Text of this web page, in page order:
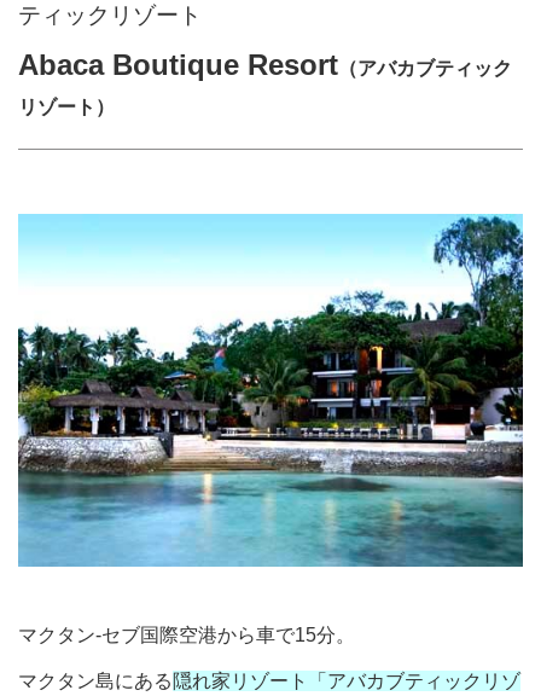
ティックリゾート
Abaca Boutique Resort （アバカブティック
リゾート）
マクタン-セブ国際空港から車で15分。
マクタン島にある 隠れ家リゾート「アバカブティックリゾ